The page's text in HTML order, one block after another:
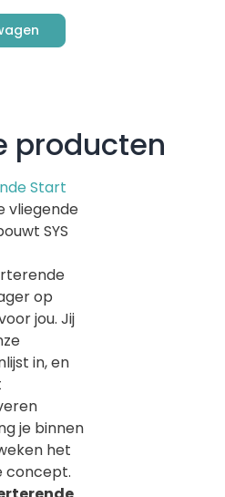
producten
Start
vliegende
SYS
op
jou. Jij
in, en
je binnen
het
concept.